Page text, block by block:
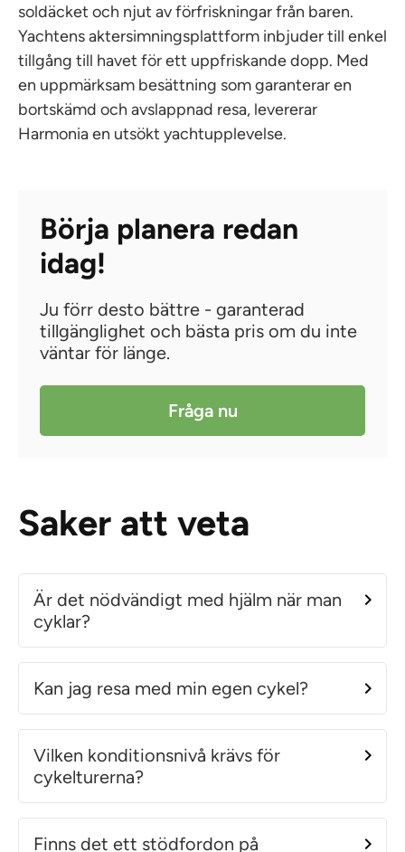
soldäcket och njut av förfriskningar från baren.
Yachtens aktersimningsplattform inbjuder till enkel
tillgång till havet för ett uppfriskande dopp. Med
en uppmärksam besättning som garanterar en
bortskämd och avslappnad resa, levererar
Harmonia en utsökt yachtupplevelse.
Börja planera redan
idag!
Ju förr desto bättre - garanterad
tillgänglighet och bästa pris om du inte
väntar för länge.
Fråga nu
Saker att veta
Är det nödvändigt med hjälm när man
cyklar?
Kan jag resa med min egen cykel?
Vilken konditionsnivå krävs för
cykelturerna?
Finns det ett stödfordon på